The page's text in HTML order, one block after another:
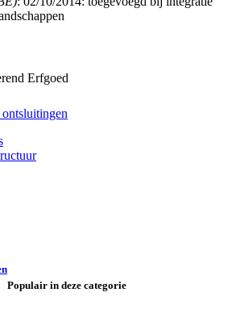
Erfgoed
Populair in deze categorie